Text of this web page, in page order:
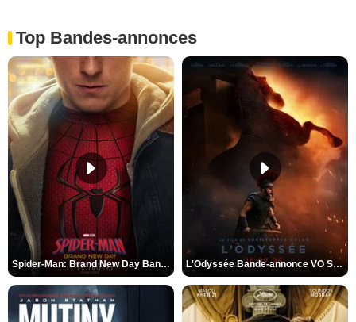
Top Bandes-annonces
Spider-Man: Brand New Day Bande-annonce VO STFR L'Odyssée Bande-annonce VO STFR